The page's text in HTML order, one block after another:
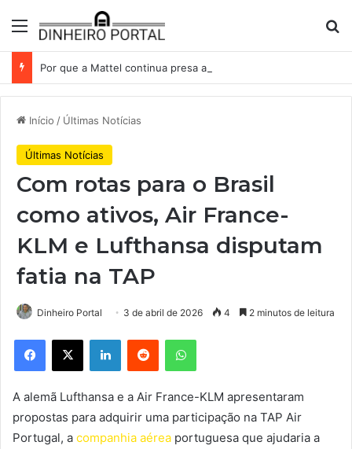
Menu
Início / Últimas Notícias
Últimas Notícias
Com rotas para o Brasil
como ativos, Air France-
KLM e Lufthansa disputam
fatia na TAP
Dinheiro Portal 3 de abril de 2026 4 2 minutos de leitura
Facebook
X LinkedinReddit WhatsApp
A alemã Lufthansa e a Air France-KLM apresentaram
propostas para adquirir uma participação na TAP Air
Portugal, a companhia aérea portuguesa que ajudaria a